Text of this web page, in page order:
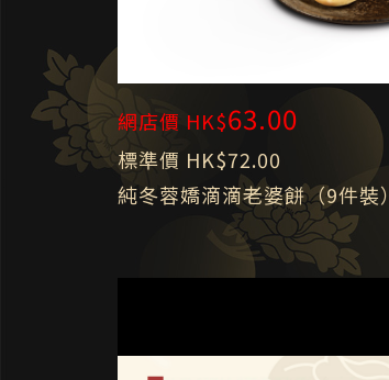
網店價 HK$63.00
標準價 HK$72.00
純冬蓉嬌滴滴老婆餅（9件裝）